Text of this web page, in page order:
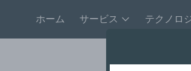
ホーム サービス テクノロ